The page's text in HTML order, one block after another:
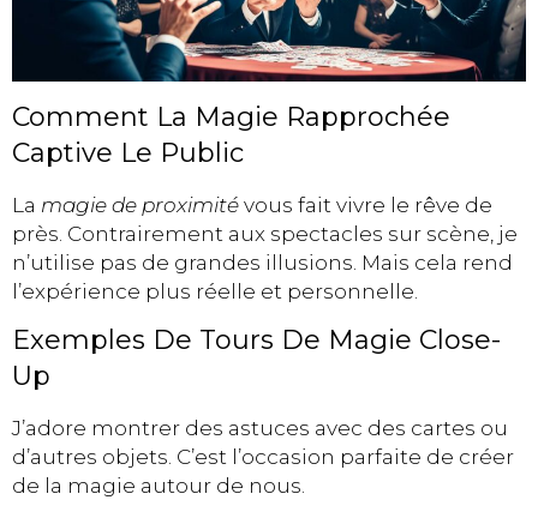
Comment La Magie Rapprochée
Captive Le Public
La magie de proximité vous fait vivre le rêve de
près. Contrairement aux spectacles sur scène, je
n’utilise pas de grandes illusions. Mais cela rend
l’expérience plus réelle et personnelle.
Exemples De Tours De Magie Close-
Up
J’adore montrer des astuces avec des cartes ou
d’autres objets. C’est l’occasion parfaite de créer
de la magie autour de nous.